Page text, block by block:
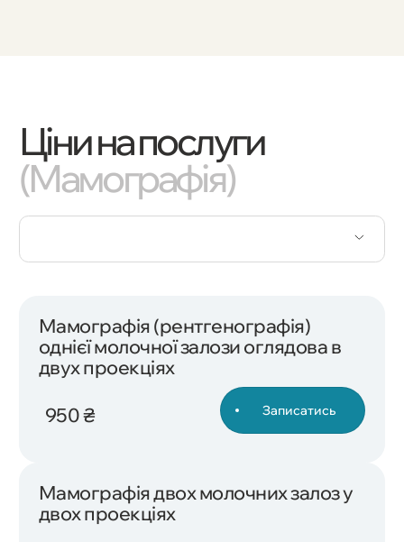
Ціни на послуги
(Мамографія)
Мамографія (рентгенографія)
однієї молочної залози оглядова в
двух проекціях
950 ₴ Записатись
Мамографія двох молочних залоз у
двох проекціях